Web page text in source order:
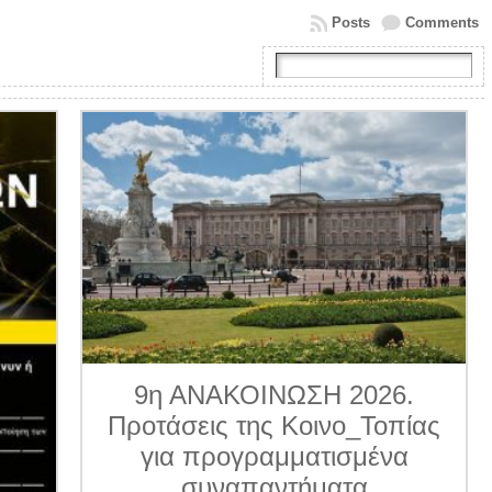
Comments
Posts
9η ΑΝΑΚΟΙΝΩΣΗ 2026.
Προτάσεις της Κοινο_Τοπίας
για προγραμματισμένα